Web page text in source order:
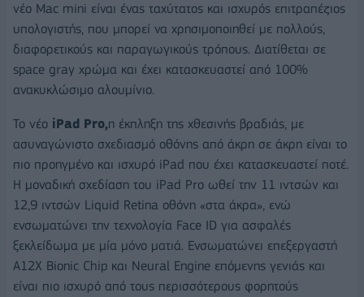
νέο Mac mini είναι ένας ταχύτατος και ισχυρός επιτραπέζιος
υπολογιστής, που μπορεί να χρησιμοποιηθεί με πολλούς,
διαφορετικούς και παραγωγικούς τρόπους. Διατίθεται σε
space gray χρώμα και έχει κατασκευαστεί από 100%
ανακυκλώσιμο αλουμίνιο.
To νέο iPad Pro,η έκπληξη της χθεσινής βραδιάς, με
ασυναγώνιστο σχεδιασμό οθόνης από άκρη σε άκρη είναι το
πιο προηγμένο και ισχυρό iPad που έχει κατασκευαστεί ποτέ.
Η μοναδική σχεδίαση του iPad Pro ωθεί την 11 ιντσών και
12,9 ιντσών Liquid Retina οθόνη «στα άκρα», ενώ
ενσωματώνει την τεχνολογία Face ID για ασφαλές
ξεκλείδωμα με μία μόνο ματιά. Ενσωματώνει επεξεργαστή
A12Χ Bionic Chip και Neural Engine επόμενης γενιάς και
είναι πιο ισχυρό από τους περισσότερους φορητούς